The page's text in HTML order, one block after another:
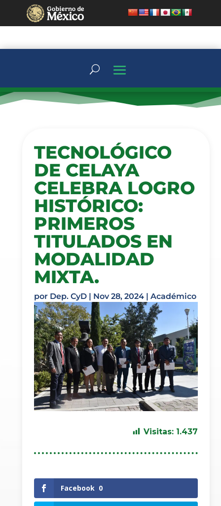
TECNOLÓGICO
DE CELAYA
CELEBRA LOGRO
HISTÓRICO:
PRIMEROS
TITULADOS EN
MODALIDAD
MIXTA.
por Dep. CyD| Nov 28, 2024| Académico
Visitas: 1.437
Facebook 0